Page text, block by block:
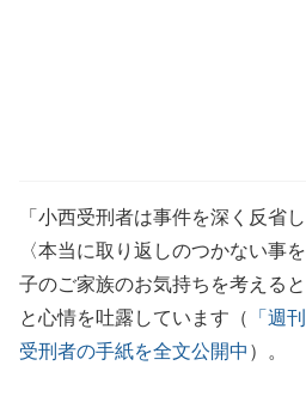
「小西受刑者は事件を深く反省
〈本当に取り返しのつかない事
子のご家族のお気持ちを考える
と心情を吐露しています（
「週
受刑者の手紙を全文公開中 ）。